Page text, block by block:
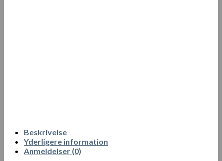
Beskrivelse
Yderligere information
Anmeldelser (0)